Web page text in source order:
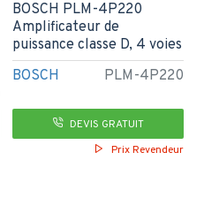
BOSCH PLM-4P220
BOSCH PLM-4P220
Amplificateur de
puissance classe D, 4 voies
DEVIS GRATUIT
Prix Revendeur